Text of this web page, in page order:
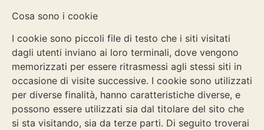
Cosa sono i cookie
I cookie sono piccoli file di testo che i siti visitati
dagli utenti inviano ai loro terminali, dove vengono
memorizzati per essere ritrasmessi agli stessi siti in
occasione di visite successive. I cookie sono utilizzati
per diverse finalità, hanno caratteristiche diverse, e
possono essere utilizzati sia dal titolare del sito che
si sta visitando, sia da terze parti. Di seguito troverai